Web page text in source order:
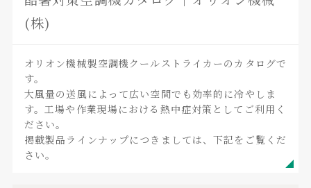
(株)
オリオン機械製空調機クールストライカーのカタログで
す。
大風量の送風によって広い空間でも効率的に冷やしま
す。工場や作業現場における熱中症対策としてご利用く
ださい。
掲載製品ラインナップにつきましては、下記をご覧くだ
さい。